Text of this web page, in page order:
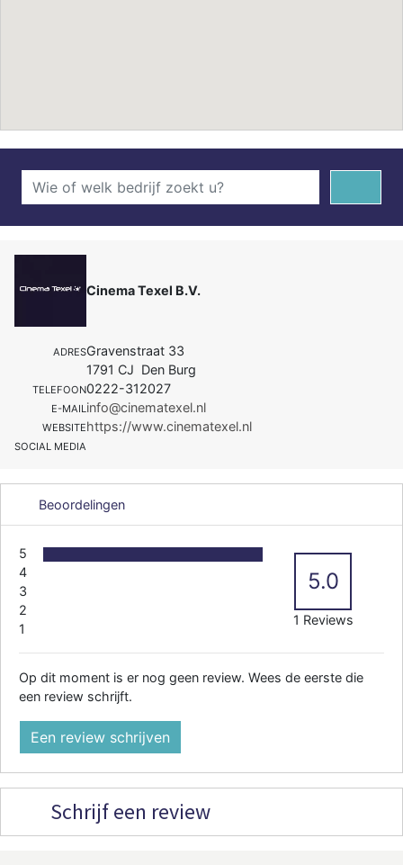
Cinema Texel B.V.
ADRESGravenstraat 33
1791 CJ Den Burg
TELEFOON0222-312027
E-MAILinfo@cinematexel.nl
WEBSITEhttps://www.cinematexel.nl
SOCIAL MEDIA
Beoordelingen
5
4
3
2
1
5.0
1 Reviews
Op dit moment is er nog geen review. Wees de eerste die
een review schrijft.
Een review schrijven
Schrijf een review